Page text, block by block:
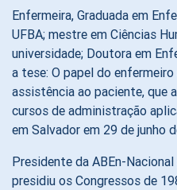
Enfermeira, Graduada em
UFBA; mestre em Ciências
universidade; Doutora em
a tese: O papel do
assistência ao paciente, que
cursos de administração
em Salvador em 29 de junho
Presidente da ABEn-
presidiu os Congressos de